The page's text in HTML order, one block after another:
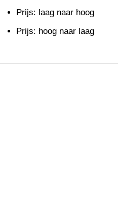
Prijs: laag naar hoog
Prijs: hoog naar laag